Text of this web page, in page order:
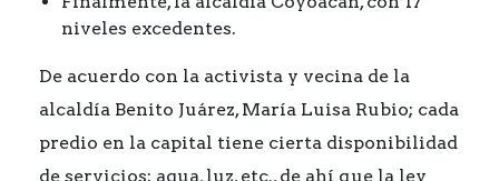
niveles excedentes.
De acuerdo con la activista y vecina de la
alcaldía Benito Juárez, María Luisa Rubio; cada
predio en la capital tiene cierta disponibilidad
de servicios; agua, luz, etc., de ahí que la ley